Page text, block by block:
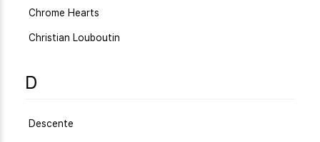
Chrome Hearts
Christian Louboutin
D
Descente